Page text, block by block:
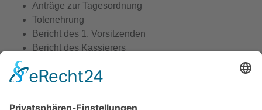
Anträge zur Tagesordnung
Totenehrung
Bericht des 1. Vorsitzenden
Bericht des Kassierers
Diskussion zu den Berichten
Berichte der Abteilungsleiter